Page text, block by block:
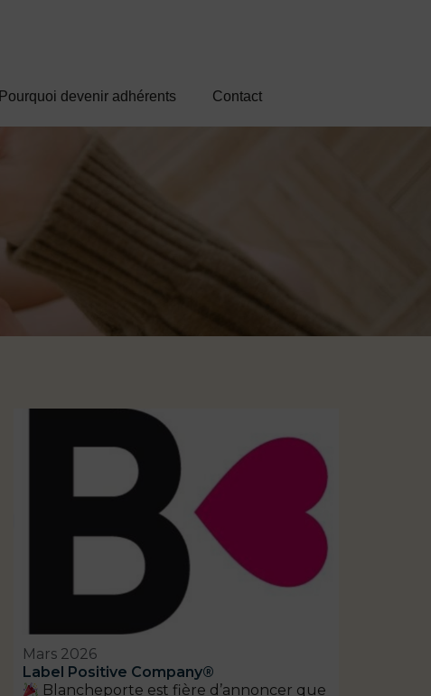
Pourquoi devenir adhérents Contact
Label Positive Company®
Mars 2026
Blancheporte est fière d’annoncer que